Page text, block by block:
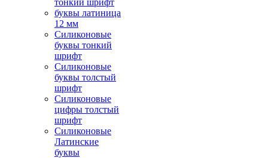
тонкий шрифт
буквы латиница
12 мм
Силиконовые
буквы тонкий
шрифт
Силиконовые
буквы толстый
шрифт
Силиконовые
цифры толстый
шрифт
Силиконовые
Латинские
буквы